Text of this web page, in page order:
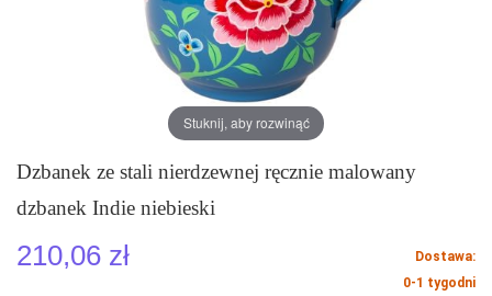
Dzbanek ze stali nierdzewnej ręcznie malowany
dzbanek Indie niebieski
210,06 zł
Dostawa:
0-1 tygodni
Stuknij, aby rozwinąć